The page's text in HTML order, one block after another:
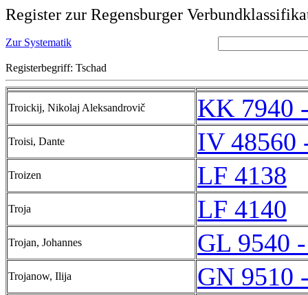
Register zur Regensburger
Zur Systematik
Registerbegriff: Tschad
Troickij, Nikolaj Aleksandrovič KK 7940
Troisi, Dante IV 48560
Troizen LF 4138
Troja LF 4140
Trojan, Johannes GL 9540
Trojanow, Ilija GN 9510